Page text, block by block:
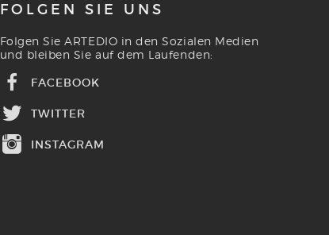
FOLGEN SIE UNS
Folgen Sie ARTEDIO in den Sozialen Medien
und bleiben Sie auf dem Laufenden:
FACEBOOK
TWITTER
INSTAGRAM